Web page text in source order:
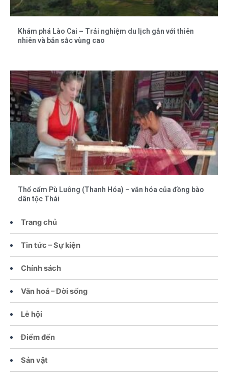
Trang chủ
Tin tức – Sự kiện
Chính sách
Văn hoá – Đời sống
Lễ hội
Điểm đến
Sản vật
Khám phá Lào Cai – Trải nghiệm du lịch gắn với thiên
nhiên và bản sắc vùng cao
Thổ cẩm Pù Luông (Thanh Hóa) – văn hóa của đồng bào
dân tộc Thái